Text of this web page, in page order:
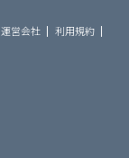
運営会社
利用規約